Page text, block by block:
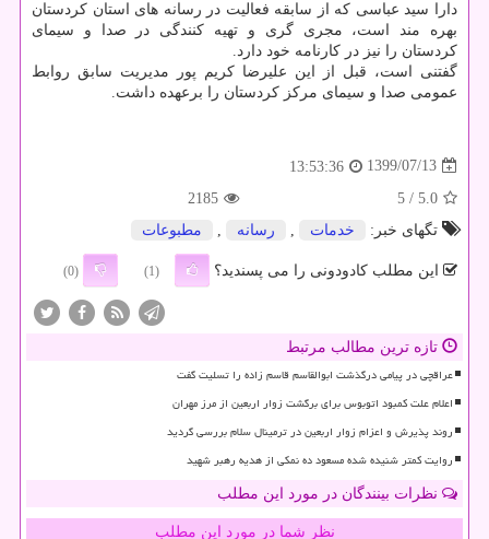
دارا سید عباسی که از سابقه فعالیت در رسانه های استان کردستان
بهره مند است، مجری گری و تهیه کنندگی در صدا و سیمای
کردستان را نیز در کارنامه خود دارد.
گفتنی است، قبل از این علیرضا کریم پور مدیریت سابق روابط
عمومی صدا و سیمای مرکز کردستان را برعهده داشت.
1399/07/13
13:53:36
5.0
/ 5
2185
تگهای خبر:
خدمات , رسانه , مطبوعات
این مطلب کادودونی را می پسندید؟ (1)
(0)
تازه ترین مطالب مرتبط
عراقچی در پیامی درگذشت ابوالقاسم قاسم زاده را تسلیت گفت
اعلام علت کمبود اتوبوس برای برگشت زوار اربعین از مرز مهران
روند پذیرش و اعزام زوار اربعین در ترمینال سلام بررسی گردید
روایت کمتر شنیده شده مسعود ده نمکی از هدیه رهبر شهید
نظرات بینندگان در مورد این مطلب
نظر شما در مورد این مطلب